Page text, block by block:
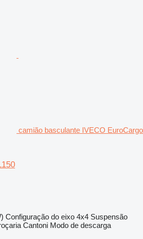
camião basculante IVECO EuroCargo
Configuração do eixo 4x4 Suspensão
Cantoni Modo de descarga